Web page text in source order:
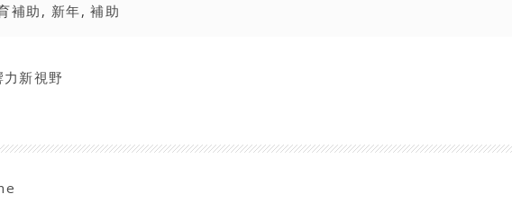
補助 , 新年,補助
力新視野